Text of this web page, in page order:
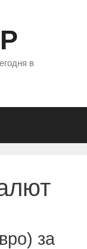
в
за